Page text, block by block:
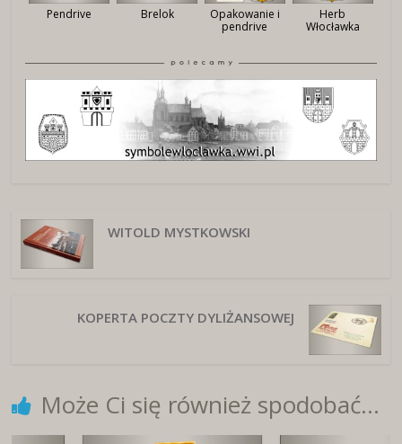
Pendrive Brelok
Opakowanie i
pendrive
Herb
Włocławka
WITOLD MYSTKOWSKI
KOPERTA POCZTY DYLIŻANSOWEJ
Może Ci się również spodobać...